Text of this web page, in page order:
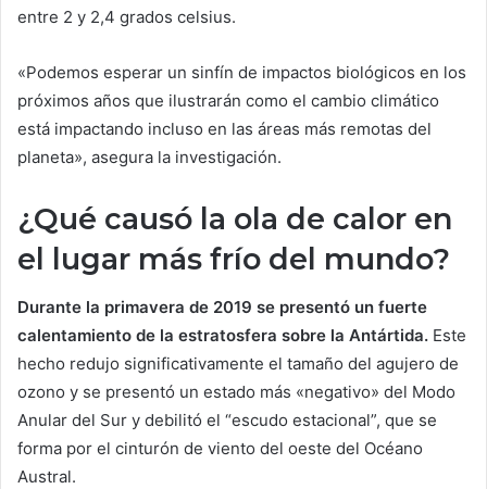
entre 2 y 2,4 grados celsius.
«Podemos esperar un sinfín de impactos biológicos en los
próximos años que ilustrarán como el cambio climático
está impactando incluso en las áreas más remotas del
planeta», asegura la investigación.
¿Qué causó la ola de calor en
el lugar más frío del mundo?
Durante la primavera de 2019 se presentó un fuerte
calentamiento de la estratosfera sobre la Antártida. Este
hecho redujo significativamente el tamaño del agujero de
ozono y se presentó un estado más «negativo» del Modo
Anular del Sur y debilitó el “escudo estacional”, que se
forma por el cinturón de viento del oeste del Océano
Austral.